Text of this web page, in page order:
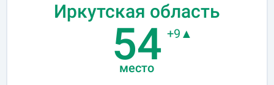
Иркутская область
54
место
+9▲